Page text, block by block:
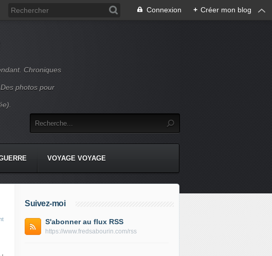
Connexion + Créer mon blog
Chroniques
photos pour
VOYAGE VOYAGE
Suivez-moi
S'abonner au flux RSS
https://www.fredsabourin.com/rss